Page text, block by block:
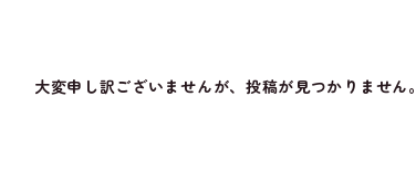
大変申し訳ございませんが、投稿が見つかりません。